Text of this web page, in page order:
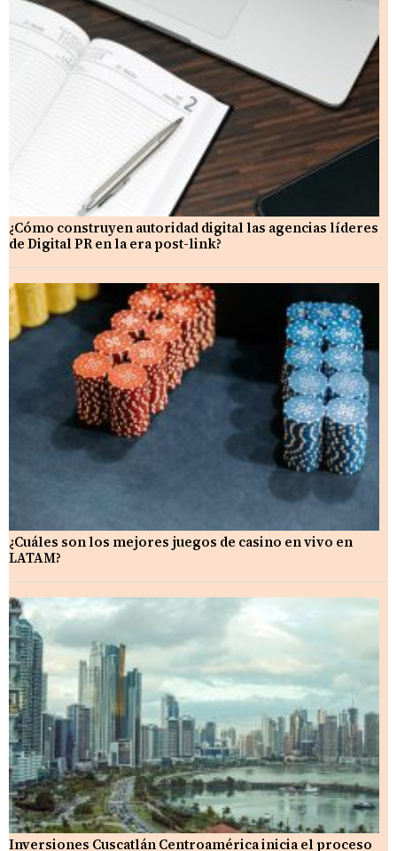
¿Cómo construyen autoridad digital las agencias líderes
de Digital PR en la era post-link?
¿Cuáles son los mejores juegos de casino en vivo en
LATAM?
Inversiones Cuscatlán Centroamérica inicia el proceso